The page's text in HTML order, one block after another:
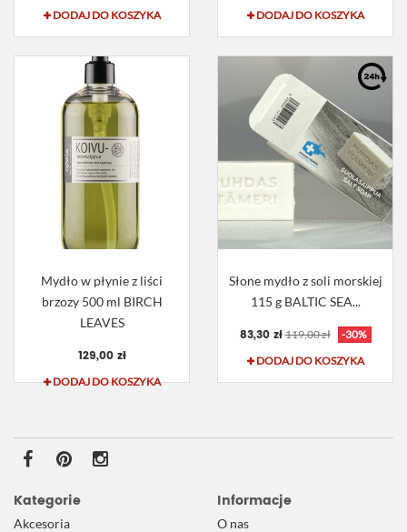
DODAJ DO KOSZYKA DODAJ DO KOSZYKA
Mydło w płynie z liści
brzozy 500 ml BIRCH
LEAVES
129,00 zł
DODAJ DO KOSZYKA
Słone mydło z soli morskiej
115 g BALTIC SEA...
83,30 zł 119,00 zł
-30%
DODAJ DO KOSZYKA
Kategorie
Akcesoria
Informacje
O nas